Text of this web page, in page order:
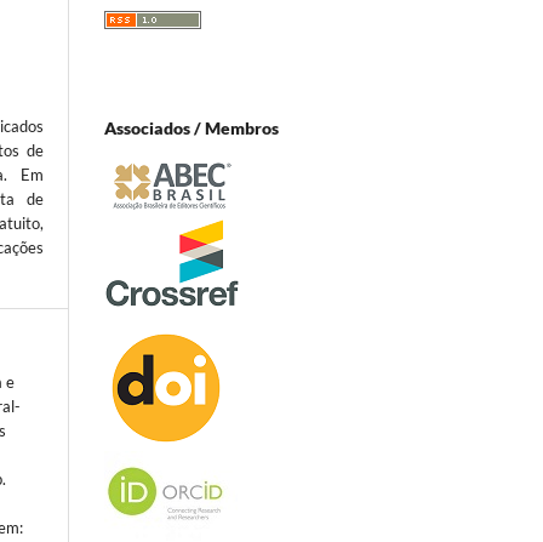
de
Em
de
e
Associados / Membros